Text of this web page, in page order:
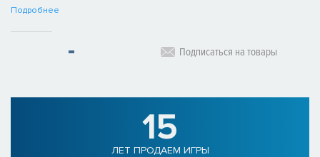
Подробнее
Подписаться на товары
15
ЛЕТ ПРОДАЕМ ИГРЫ